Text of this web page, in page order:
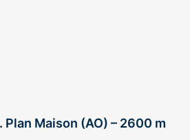
Maison (AO) – 2600 m